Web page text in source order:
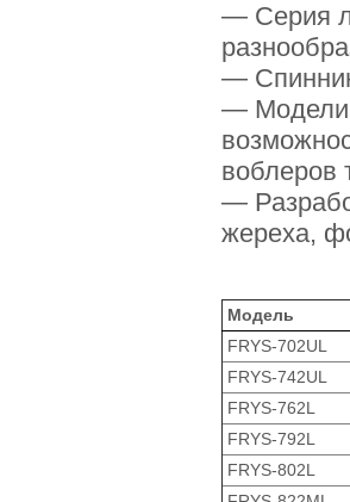
— Cерия
—
— Модели
воблеров
—
жереха,
Модель
FRYS-702UL
FRYS-742UL
FRYS-762L
FRYS-792L
FRYS-802L